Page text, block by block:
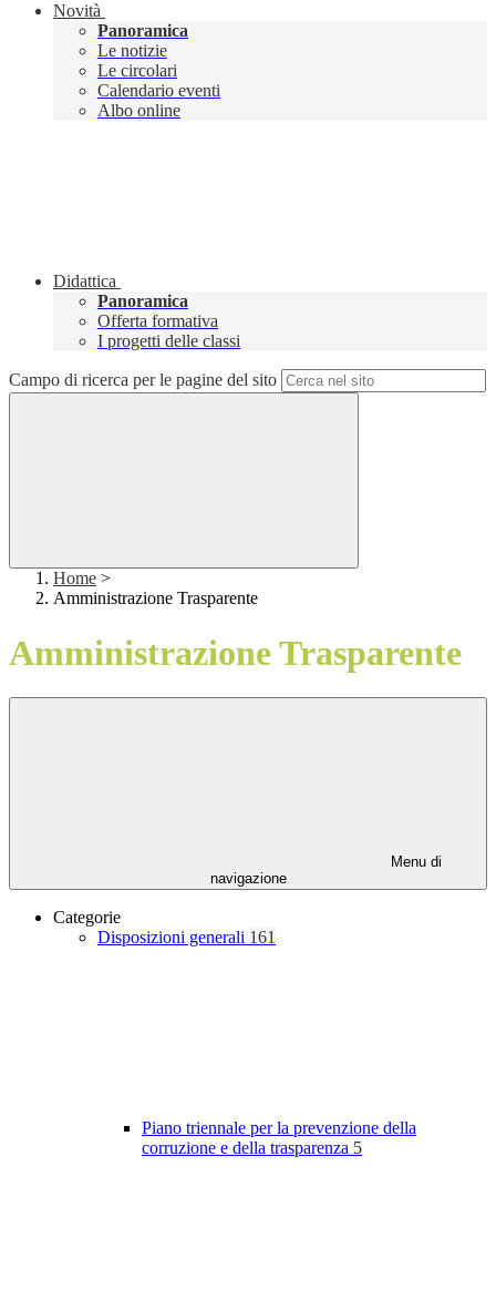
Novità
Panoramica
Le notizie
Le circolari
Calendario eventi
Albo online
Didattica
Panoramica
Offerta formativa
I progetti delle classi
Campo di ricerca per le pagine del sito
Home >
Amministrazione Trasparente
Amministrazione Trasparente
Menu di
navigazione
Categorie
Disposizioni generali 161
Piano triennale per la prevenzione della
corruzione e della trasparenza 5